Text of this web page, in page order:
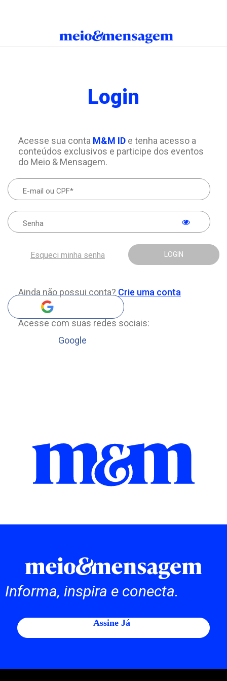
Login
Acesse sua conta M&M IDe tenha acesso a
conteúdos exclusivos e participe dos eventos
do Meio & Mensagem.
LOGIN
Esqueci minha senha
Ainda não possui conta? Crie uma conta
Acesse com suas redes sociais:
Google
Informa, inspira e conecta.
Assine Já